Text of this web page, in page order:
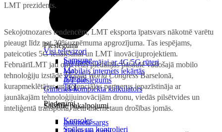
Pieslēgumi
Internets mājai ar 4G/5G rūteri
Mobilais internets iekārtās
IoT pieslēgums
Ģimenes komplekta kalkulators
Saistītie pakalpojumi
Interneta sargs
Visi televizori
Samsung
LG
Xiaomi
TCL
Piederumi
Konsoles
Spēles un kontrolieri
LMT prezidents.
Sekojotnozares tendencēm, LMT eksporta īpatsvars nākotnē varētu
pieaugt līdz pat 30%uzņēmuma apgrozījuma. Tas iespējams,
pateicoties 5G ienākšanai un LMT inovācijuprojektiem.
FebruārīLMT jau otro reizi piedalījās pasaulē vadošajā mobilo
tehnoloģiju izstādēMobile World CongressBarselonā,
kurapmeklētājus un potenciālos partnerus iepazīstināja ar
jaunākajām tehnoloģijuinovācijām dronu, viedās pilsētvides un
inteliģentā transporta, lietu internetaun drošības jomās.